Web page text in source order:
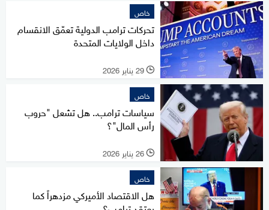
خاص
تحركات ترامب الدولية تعمّق الانقسام
داخل الولايات المتحدة
l 29 يناير 2026
خاص
سياسات ترامب.. هل تشعل "حروب
رأس المال"؟
l 26 يناير 2026
خاص
هل الاقتصاد الأميركي مزدهراً كما